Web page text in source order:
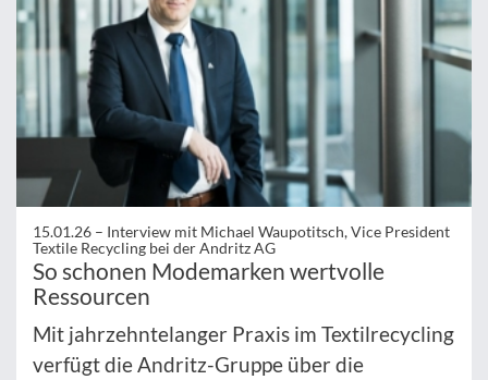
15.01.26 – Interview mit Michael Waupotitsch, Vice President
Textile Recycling bei der Andritz AG
So schonen Modemarken wertvolle
Ressourcen
Mit jahrzehntelanger Praxis im Textilrecycling
verfügt die Andritz-Gruppe über die